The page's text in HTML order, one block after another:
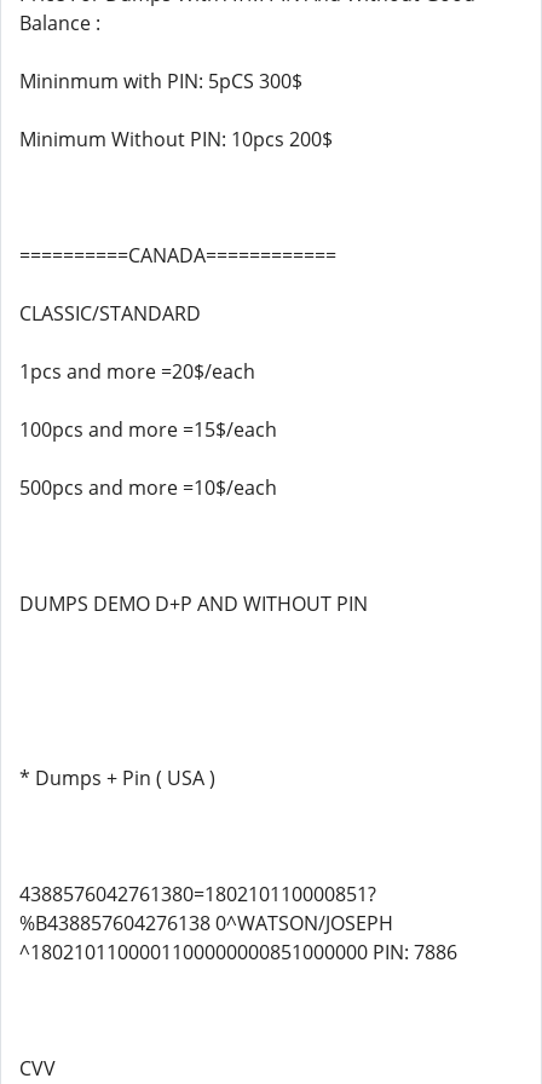
Balance :
Mininmum with PIN: 5pCS 300$
Minimum Without PIN: 10pcs 200$
==========CANADA============
CLASSIC/STANDARD
1pcs and more =20$/each
100pcs and more =15$/each
500pcs and more =10$/each
DUMPS DEMO D+P AND WITHOUT PIN
* Dumps + Pin ( USA )
4388576042761380=180210110000851?
%B438857604276138 0^WATSON/JOSEPH
^1802101100001100000000851000000 PIN: 7886
CVV